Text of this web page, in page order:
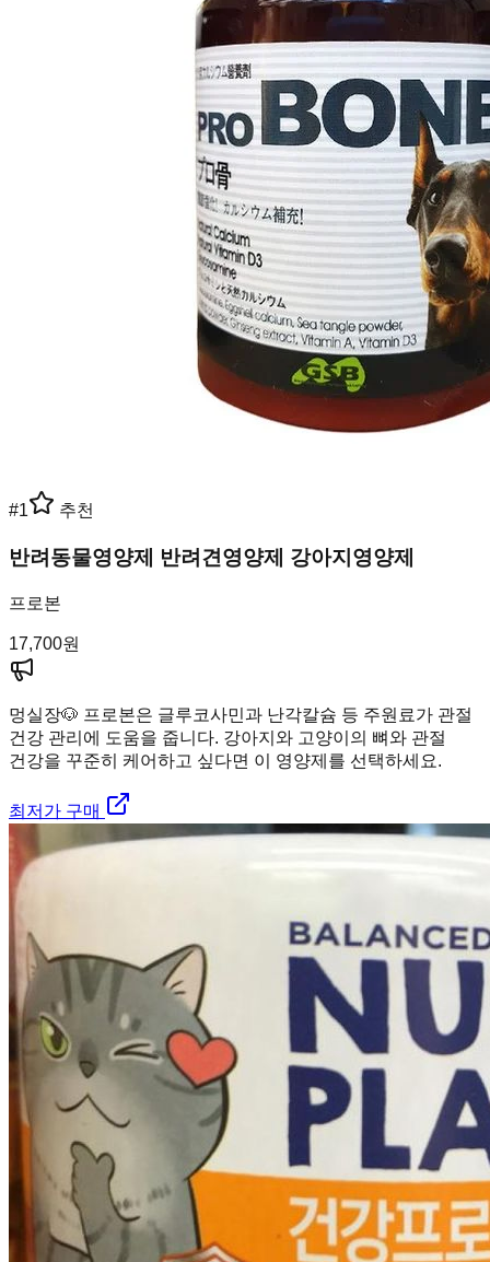
#1 추천
반려동물영양제 반려견영양제 강아지영양제
프로본
17,700원
멍실장🐶 프로본은 글루코사민과 난각칼슘 등 주원료가 관절
건강 관리에 도움을 줍니다. 강아지와 고양이의 뼈와 관절
건강을 꾸준히 케어하고 싶다면 이 영양제를 선택하세요.
최저가 구매